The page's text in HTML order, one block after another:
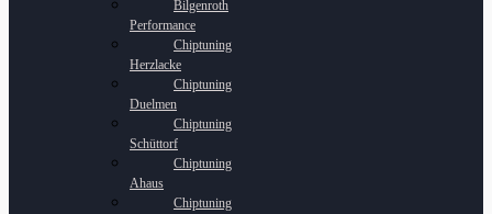
Bilgenroth
Performance
Chiptuning
Herzlacke
Chiptuning
Duelmen
Chiptuning
Schüttorf
Chiptuning
Ahaus
Chiptuning